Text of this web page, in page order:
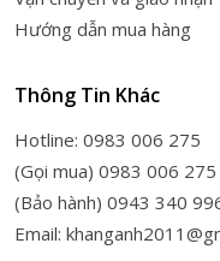
Hướng dẫn mua hàng
Thông Tin Khác
Hotline: 0983 006 275
(Gọi mua) 0983 006
(Bảo hành) 0943 340
Email: